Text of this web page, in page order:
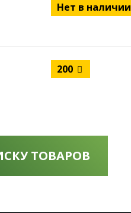
Нет в наличии
200
ТОВАРОВ